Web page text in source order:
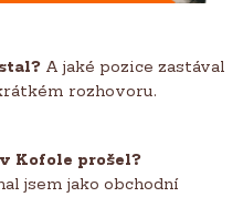
A jaké pozice zastával
rozhovoru.
Kofole prošel?
jsem jako obchodní